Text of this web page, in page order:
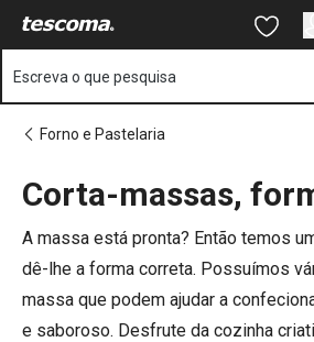
Saltar para o conteúdo
Saltar para a
Saltar para a
Escreva o que pesquisa
Forno e Pastelaria
Corta-massas,
A massa está pronta? Então temos
dê-lhe a forma correta. Possuímos
massa que podem ajudar a
e saboroso. Desfrute da cozinha